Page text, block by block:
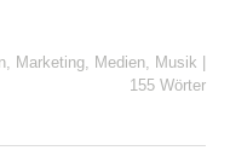
, Marketing, Medien, Musik
155 Wörter